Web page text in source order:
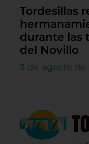
Tordesillas
durante las
del Novillo
3 de agosto de